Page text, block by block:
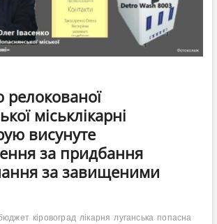
Попаснянському
міськлікарні
висунуте
за придбання
за завищеними
кіровоград лікарня луганська попасна